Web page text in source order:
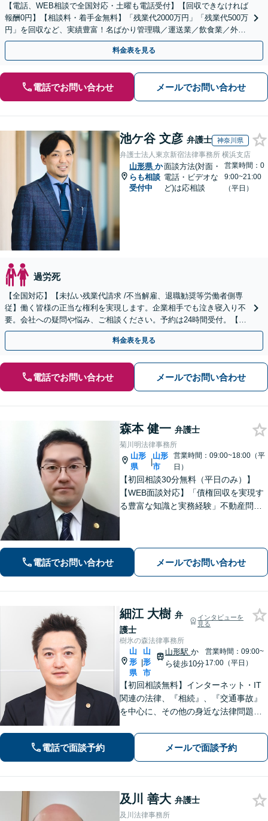
【電話、WEB相談で全国対応・土曜も電話受付】【回収できなければ
報酬0円】【相談料・着手金無料】「残業代2000万円」「残業代500万
円」を回収など、実績豊富！名ばかり管理職／運送業／飲食業／外資
系など妥協せずに交渉！他で断られた方も対応。
料金表を見る
電話でお問い合わせ メールでお問い合わせ
池ケ谷 文彦 弁護士 神奈川県
弁護士法人東京新宿法律事務所 横浜支店
山形県 か
らも相談
受付中
面談方法(対面・
電話・ビデオな
ど)は応相談
営業時間：0
9:00~21:00
（平日）
過労死
【全国対応】【未払い残業代請求 /不当解雇、退職勧奨等労働者側専
従】働く皆様の正当な権利を実現します。企業相手でも泣き寝入り不
要。会社への疑問や悩み、ご相談ください。予約は24時間受付。【初
回面談無料】【夜間・休日対応可】
料金表を見る
電話でお問い合わせ メールでお問い合わせ
森本 健一 弁護士
菊川明法律事務所
山形
県
|
山形
市
営業時間：09:00~18:00（平
日）
【初回相談30分無料（平日のみ）】
【WEB面談対応】「債権回収を実現す
る豊富な知識と実務経験」不動産問
【休日・夜間相談可】
電話でお問い合わせ メールでお問い合わせ
細江 大樹 弁
護士
インタビューを
見る
樹氷の森法律事務所
山
形
県
|
山
形
市
山形駅 か
ら徒歩10分
営業時間：09:00~
17:00（平日）
【初回相談無料】インターネット・IT
関連の法律、『相続』、『交通事故』
を中心に、その他の身近な法律問題も
ず、まずはお気軽にご相談ください
【オンライン相談可能】【完全個室】
【駐車場あり】【山形駅11分】
電話で面談予約 メールで面談予約
及川 善大 弁護士
及川法律事務所